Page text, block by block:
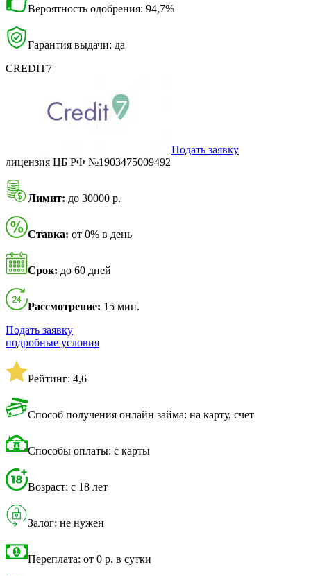
Вероятность одобрения: 94,7%
Гарантия выдачи: да
CREDIT7
Подать заявку
лицензия ЦБ РФ №1903475009492
Лимит: до 30000 р.
Ставка: от 0% в день
Срок: до 60 дней
Рассмотрение: 15 мин.
Подать заявку
подробные условия
Рейтинг: 4,6
Способ получения онлайн займа: на карту, счет
Способы оплаты: с карты
Возраст: с 18 лет
Залог: не нужен
Переплата: от 0 р. в сутки